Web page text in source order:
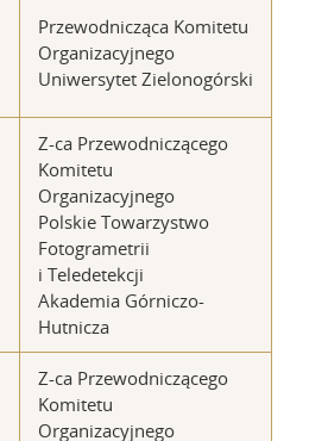
Przewodnicząca Komitetu
Organizacyjnego
Uniwersytet Zielonogórski
Z-ca Przewodniczącego
Komitetu
Organizacyjnego
Polskie Towarzystwo
Fotogrametrii
i Teledetekcji
Akademia Górniczo-
Hutnicza
Z-ca Przewodniczącego
Komitetu
Organizacyjnego